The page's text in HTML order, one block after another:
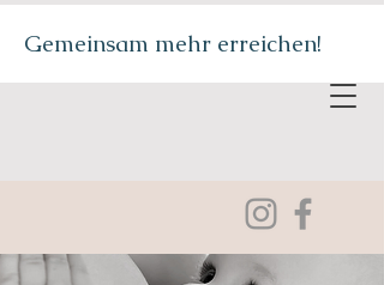
Gemeinsam mehr erreichen!